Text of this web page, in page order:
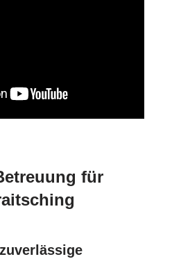
für